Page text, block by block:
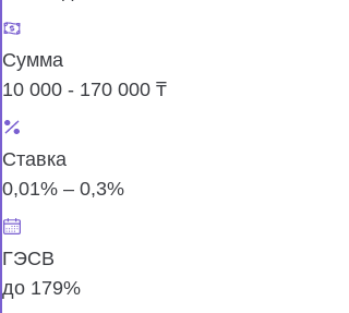
Сумма
10 000 - 170 000 ₸
Ставка
0,01% – 0,3%
ГЭСВ
до 179%